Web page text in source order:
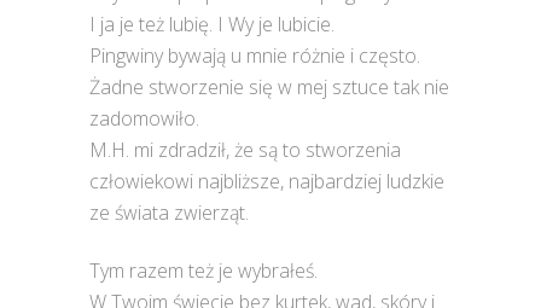
I ja je też lubię. I Wy je lubicie.
Pingwiny bywają u mnie różnie i często.
Żadne stworzenie się w mej sztuce tak nie
zadomowiło.
M.H. mi zdradził, że są to stworzenia
człowiekowi najbliższe, najbardziej ludzkie
ze świata zwierząt.
Tym razem też je wybrałeś.
W Twoim świecie bez kurtek, wad, skóry i